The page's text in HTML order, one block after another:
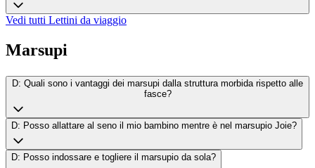
Vedi tutti Lettini da viaggio
Marsupi
D: Quali sono i vantaggi dei marsupi dalla struttura morbida rispetto alle
fasce?
D: Posso allattare al seno il mio bambino mentre è nel marsupio Joie?
D: Posso indossare e togliere il marsupio da sola?